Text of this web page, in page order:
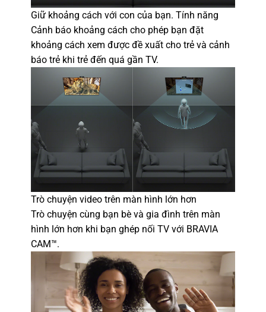
Giữ khoảng cách với con của bạn. Tính năng
Cảnh báo khoảng cách cho phép bạn đặt
khoảng cách xem được đề xuất cho trẻ và cảnh
báo trẻ khi trẻ đến quá gần TV.
Trò chuyện video trên màn hình lớn hơn
Trò chuyện cùng bạn bè và gia đình trên màn
hình lớn hơn khi bạn ghép nối TV với BRAVIA
CAM™.